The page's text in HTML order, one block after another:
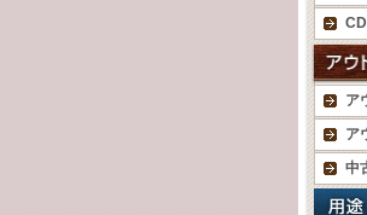
CD
ア
ア
中